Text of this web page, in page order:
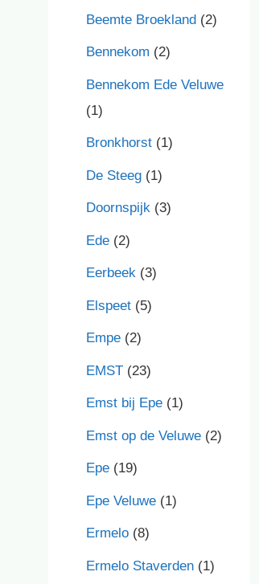
Beemte Broekland (2)
Bennekom (2)
Bennekom Ede Veluwe
(1)
Bronkhorst (1)
De Steeg (1)
Doornspijk (3)
Ede (2)
Eerbeek (3)
Elspeet (5)
Empe (2)
EMST (23)
Emst bij Epe (1)
Emst op de Veluwe (2)
Epe (19)
Epe Veluwe (1)
Ermelo (8)
Ermelo Staverden (1)